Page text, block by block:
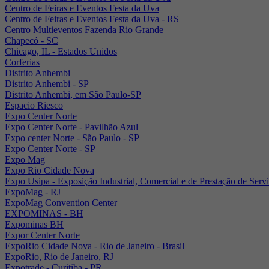
Centro de Feiras e Eventos Festa da Uva
Centro de Feiras e Eventos Festa da Uva - RS
Centro Multieventos Fazenda Rio Grande
Chapecó - SC
Chicago, IL - Estados Unidos
Corferias
Distrito Anhembi
Distrito Anhembi - SP
Distrito Anhembi, em São Paulo-SP
Espacio Riesco
Expo Center Norte
Expo Center Norte - Pavilhão Azul
Expo center Norte - São Paulo - SP
Expo Center Norte - SP
Expo Mag
Expo Rio Cidade Nova
Expo Usipa - Exposição Industrial, Comercial e de Prestação de
ExpoMag - RJ
ExpoMag Convention Center
EXPOMINAS - BH
Expominas BH
Expor Center Norte
ExpoRio Cidade Nova - Rio de Janeiro - Brasil
ExpoRio, Rio de Janeiro, RJ